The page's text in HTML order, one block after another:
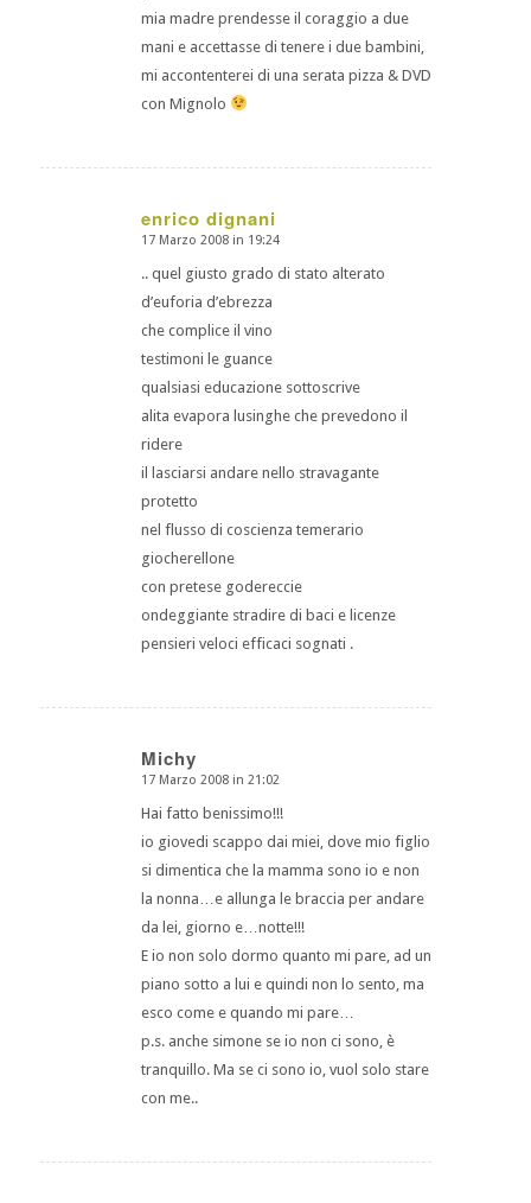
mia madre prendesse il coraggio a due
mani e accettasse di tenere i due bambini,
mi accontenterei di una serata pizza & DVD
con Mignolo
enrico dignani
dice:
17 Marzo 2008 in 19:24
.. quel giusto grado di stato alterato
d’euforia d’ebrezza
che complice il vino
testimoni le guance
qualsiasi educazione sottoscrive
alita evapora lusinghe che prevedono il
ridere
il lasciarsi andare nello stravagante
protetto
nel flusso di coscienza temerario
giocherellone
con pretese godereccie
ondeggiante stradire di baci e licenze
pensieri veloci efficaci sognati .
Michy
dice:
17 Marzo 2008 in 21:02
Hai fatto benissimo!!!
io giovedi scappo dai miei, dove mio figlio
si dimentica che la mamma sono io e non
la nonna…e allunga le braccia per andare
da lei, giorno e…notte!!!
E io non solo dormo quanto mi pare, ad un
piano sotto a lui e quindi non lo sento, ma
esco come e quando mi pare…
p.s. anche simone se io non ci sono, è
tranquillo. Ma se ci sono io, vuol solo stare
con me..